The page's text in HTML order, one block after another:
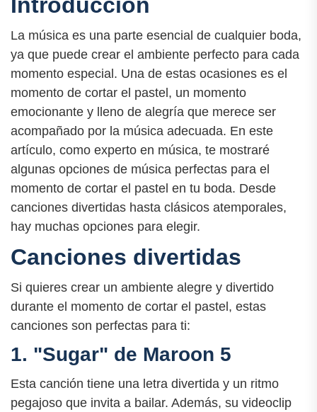
La música es una parte esencial de cualquier boda,
ya que puede crear el ambiente perfecto para cada
momento especial. Una de estas ocasiones es el
momento de cortar el pastel, un momento
emocionante y lleno de alegría que merece ser
acompañado por la música adecuada. En este
artículo, como experto en música, te mostraré
algunas opciones de música perfectas para el
momento de cortar el pastel en tu boda. Desde
canciones divertidas hasta clásicos atemporales,
hay muchas opciones para elegir.
Canciones divertidas
Si quieres crear un ambiente alegre y divertido
durante el momento de cortar el pastel, estas
canciones son perfectas para ti:
1. "Sugar" de Maroon 5
Esta canción tiene una letra divertida y un ritmo
pegajoso que invita a bailar. Además, su videoclip